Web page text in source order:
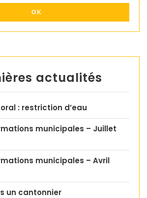
actualités
: restriction d’eau
municipales – Juillet
municipales – Avril
un cantonnier